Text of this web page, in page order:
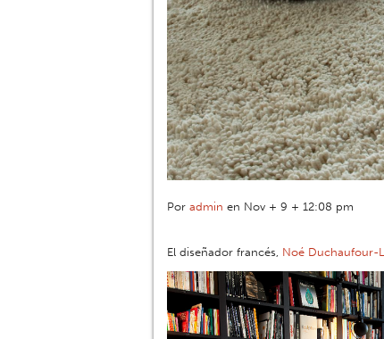
Por admin en Nov + 9 + 12:08 pm
El diseñador francés, Noé Duchaufour-